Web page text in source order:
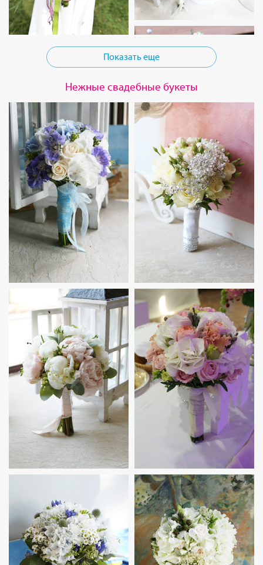
Показать еще
Нежные свадебные букеты